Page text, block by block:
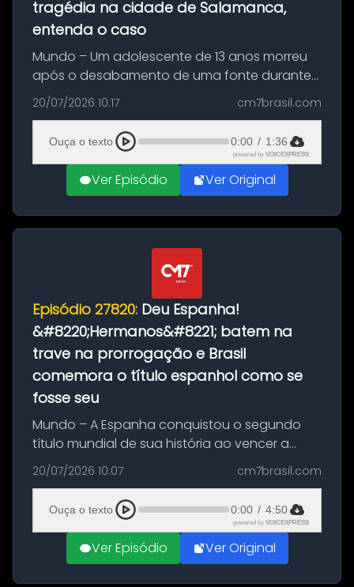
tragédia na cidade de Salamanca,
entenda o caso
Mundo – Um adolescente de 13 anos morreu
após o desabamento de uma fonte durante
as comemorações pelo título da Copa do
Mundo conquistado pela Espanha, em
Ciudad Rodrigo, na província de Salamanca,
no...
20/07/2026 10:17 cm7brasil.com
Ouça o texto 0:00 / 1:36
powered by VOICEXPRESS
Ver Episódio Ver Original
Episódio 27820: Deu Espanha!
&#8220;Hermanos&#8221; batem na
trave na prorrogação e Brasil
comemora o título espanhol como se
fosse seu
Mundo – A Espanha conquistou o segundo
título mundial de sua história ao vencer a
Argentina por 1 a 0, neste domingo (19), na
decisão da Copa do Mundo de 2026. Depois
de um duelo sem gols durante o te...
20/07/2026 10:07 cm7brasil.com
Ouça o texto 0:00 / 4:50
powered by VOICEXPRESS
Ver Episódio Ver Original